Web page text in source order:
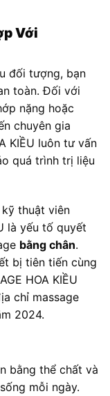
Với
đối tượng, bạn
toàn. Đối với
nặng hoặc
chuyên gia
KIỀU luôn tư vấn
quá trình trị liệu
thuật viên
là yếu tố quyết
bằng chân.
bị tiên tiến cùng
HOA KIỀU
chỉ massage
2024.
bằng thể chất và
mỗi ngày.